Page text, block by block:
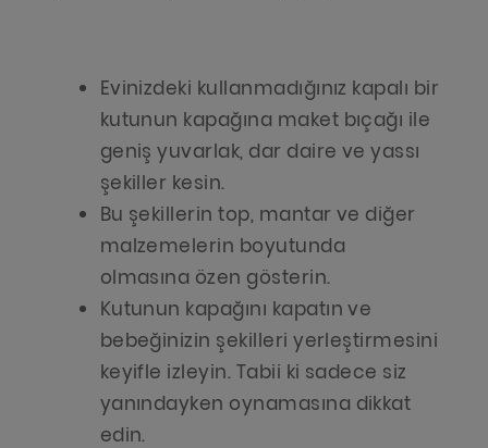
Evinizdeki kullanmadığınız kapalı bir
kutunun kapağına maket bıçağı ile
geniş yuvarlak, dar daire ve yassı
şekiller kesin.
Bu şekillerin top, mantar ve diğer
malzemelerin boyutunda
olmasına özen gösterin.
Kutunun kapağını kapatın ve
bebeğinizin şekilleri yerleştirmesini
keyifle izleyin. Tabii ki sadece siz
yanındayken oynamasına dikkat
edin.